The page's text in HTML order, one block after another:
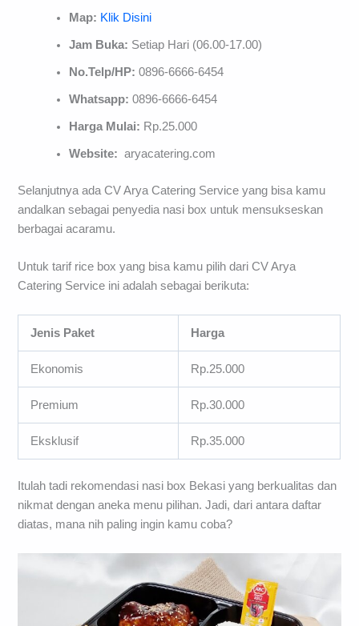
Map: Klik Disini
Jam Buka: Setiap Hari (06.00-17.00)
No.Telp/HP: 0896-6666-6454
Whatsapp:0896-6666-6454
Harga Mulai: Rp.25.000
Website: aryacatering.com
Selanjutnya ada CV Arya Catering Service yang bisa kamu
andalkan sebagai penyedia nasi box untuk mensukseskan
berbagai acaramu.
Untuk tarif rice box yang bisa kamu pilih dari CV Arya
Catering Service ini adalah sebagai berikuta:
Jenis Paket Harga
Ekonomis Rp.25.000
Premium Rp.30.000
Eksklusif Rp.35.000
Itulah tadi rekomendasi nasi box Bekasi yang berkualitas dan
nikmat dengan aneka menu pilihan. Jadi, dari antara daftar
diatas, mana nih paling ingin kamu coba?